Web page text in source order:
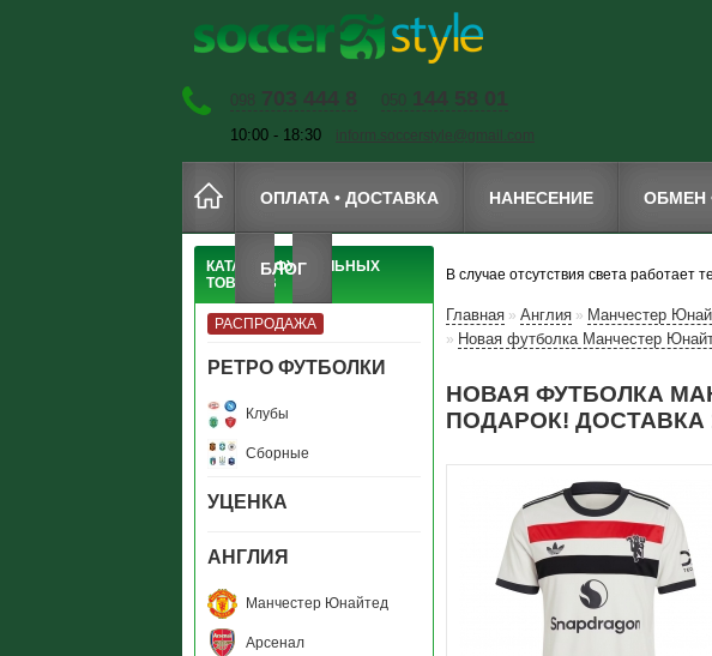
098 703 444 8 050 144 58 01
10:00 - 18:30 inform.soccerstyle@gmail.com
ОПЛАТА • ДОСТАВКА НАНЕСЕНИЕ ОБМЕН
БЛОГ
КАТАЛОГ ФУТБОЛЬНЫХ
ТОВАРОВ
РАСПРОДАЖА
РЕТРО ФУТБОЛКИ
Клубы
Сборные
УЦЕНКА
АНГЛИЯ
Манчестер Юнайтед
Арсенал
В случае отсутствия света работает
Главная » Англия » Манчестер
» Новая футболка Манчестер
НОВАЯ ФУТБОЛКА
ПОДАРОК! ДОСТАВКА